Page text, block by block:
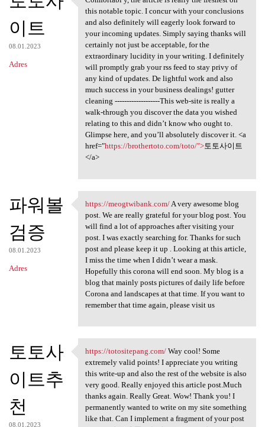
이트
08.01.2023
Adres
Comfortabl y, the article is
this notable topic. I concur with your conclusions
and also definitely will eagerly look forward to
your incoming updates. Simply saying thanks will
certainly not just be acceptable, for the
extraordinary lucidity in your writing. I definitely
will promptly grab your rss feed to stay privy of
any kind of updates. De lightful work and also
much success in your business dealings! gutter
cleaning -------------------This web-site is really a
walk-through you discover the data you wished
relating to this and didn’t know who ought to.
Glimpse here, and you’ll absolutely discover it. <a
href="https://brothertoto.com/toto/">토토사이트
</a>
파워볼
검증
08.01.2023
Adres
https://meogtwibank.com/ A
https://meogtwibank.com/A very awesome blog
post. We are really grateful for your blog post. You
will find a lot of approaches after visiting your
post. I was exactly searching for. Thanks for such
post and please keep it up . Looking at this article,
I miss the time when I didn’t wear a mask.
Hopefully this corona will end soon. My blog is a
blog that mainly posts pictures of daily life before
Corona and landscapes at that time. If you want to
remember that time again, please visit us
토토사
이트추
천
08.01.2023
https://totositepang.com/ Way
https://totositepang.com/Way cool! Some
extremely valid points! I appreciate you writing
this write-up and also the rest of the website is also
very good. Really enjoyed this article post.Much
thanks again. Really Great. Wow! Thank you! I
permanently wanted to write on my site something
like that. Can I implement a fragment of your post